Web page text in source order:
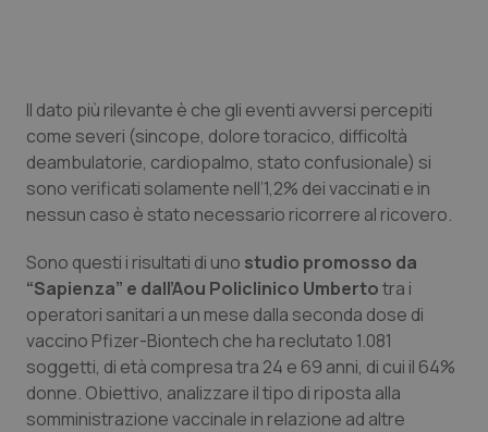
Piemonte
Provincia Autonoma di Bolzano
Puglia
Sardegna
Sicilia
HIV
Infezioni & Febbre
Malattie rare
Malattia di Crohn & Rettocolite Ulcerosa
Neuroscienze & patologie neurodegenerative
Il dato più rilevante è che gli eventi avversi percepiti
come severi (sincope, dolore toracico, difficoltà
deambulatorie, cardiopalmo, stato confusionale) si
sono verificati solamente nell’1,2% dei vaccinati e in
nessun caso è stato necessario ricorrere al ricovero.
Sono questi i risultati di uno studio promosso da
“Sapienza” e dall’Aou Policlinico Umbertotra i
operatori sanitari a un mese dalla seconda dose di
vaccino Pfizer-Biontech che ha reclutato 1.081
soggetti, di età compresa tra 24 e 69 anni, di cui il 64%
donne. Obiettivo, analizzare il tipo di riposta alla
somministrazione vaccinale in relazione ad altre